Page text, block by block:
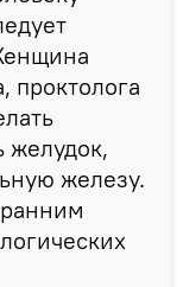
проктолога
желудок,
железу.